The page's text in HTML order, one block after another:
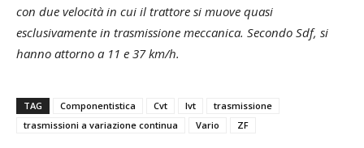
con due velocità in cui il trattore si muove quasi
esclusivamente in trasmissione meccanica. Secondo Sdf, si
hanno attorno a 11 e 37 km/h.
TAG Componentistica Cvt Ivt
trasmissione
trasmissioni a variazione continua
Vario ZF